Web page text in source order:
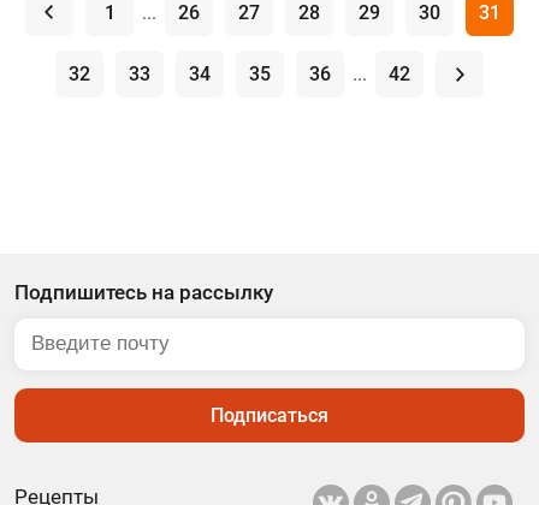
. 1 ... 26 27 28 29 30 31
32 33 34 35 36 ... 42 .
Рецепты
Подпишитесь на рассылку
Подписаться